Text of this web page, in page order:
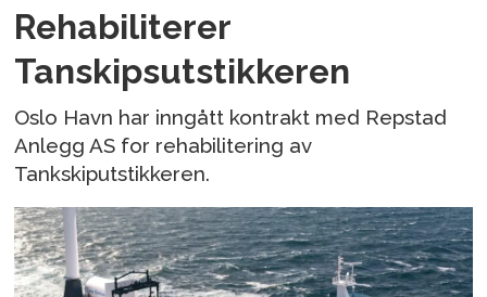
Rehabiliterer
Tanskipsutstikkeren
Oslo Havn har inngått kontrakt med Repstad
Anlegg AS for rehabilitering av
Tankskiputstikkeren.